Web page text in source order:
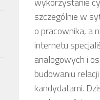
szczególnie w
o pracownika, a
internetu
analogowych i
budowaniu
kandydatami.